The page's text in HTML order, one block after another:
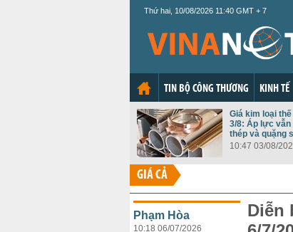
Thứ hai, 10/08/2026 11:40 GMT + 7
TIN BỘ CÔNG THƯƠNG KINH TẾ
Giá kim loại
3/8: Áp lực vẫn
thép và quặng
10:47 03/08/
GIÁ CẢ
Diễn
Phạm Hòa
10:18 06/07/2026